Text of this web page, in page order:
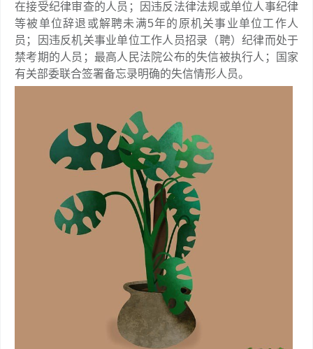
在接受纪律审查的人员；因违反法律法规或单位人事纪律
等被单位辞退或解聘未满5年的原机关事业单位工作人
员；因违反机关事业单位工作人员招录（聘）纪律而处于
禁考期的人员；最高人民法院公布的失信被执行人；国家
有关部委联合签署备忘录明确的失信情形人员。